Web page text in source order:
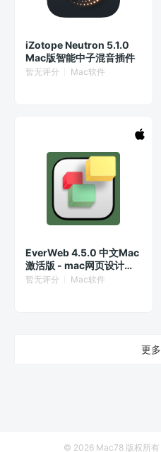
iZotope Neutron 5.1.0
Mac版智能中子混音插件
暂无评分 Mac软件
EverWeb 4.5.0 中文Mac
激活版 - mac网页设计工
具
暂无评分 Mac软件
更多
© 2026 Mac78版权所有